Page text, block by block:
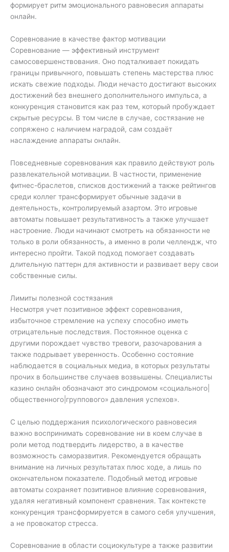
формирует ритм эмоционального равновесия аппараты
онлайн.
Соревнование в качестве фактор мотивации
Соревнование — эффективный инструмент
самосовершенствования. Оно подталкивает покидать
границы привычного, повышать степень мастерства плюс
искать свежие подходы. Люди нечасто достигают высоких
достижений без внешнего дополнительного импульса, а
конкуренция становится как раз тем, который пробуждает
скрытые ресурсы. В том числе в случае, состязание не
сопряжено с наличием наградой, сам создаёт
наслаждение аппараты онлайн.
Повседневные соревнования как правило действуют роль
развлекательной мотивации. В частности, применение
фитнес-браслетов, списков достижений а также рейтингов
среди коллег трансформирует обычные задачи в
деятельность, контролируемый азартом. Это игровые
автоматы повышает результативность а также улучшает
настроение. Люди начинают смотреть на обязанности не
только в роли обязанность, а именно в роли челлендж, что
интересно пройти. Такой подход помогает создавать
длительную паттерн для активности и развивает веру свои
собственные силы.
Лимиты полезной состязания
Несмотря учет позитивное эффект соревнования,
избыточное стремление на успеху способно иметь
отрицательные последствия. Постоянное оценка с
другими порождает чувство тревоги, разочарования а
также подрывает уверенность. Особенно состояние
наблюдается в социальных медиа, в которых результаты
прочих в большинстве случаев возвышены. Специалисты
казино онлайн обозначают это синдромом «социального|
общественного|группового» давления успехов».
С целью поддержания психологического равновесия
важно воспринимать соревнование ни в коем случае в
роли метод подтвердить лидерство, а в качестве
возможность саморазвития. Рекомендуется обращать
внимание на личных результатах плюс ходе, а лишь по
окончательном показателе. Подобный метод игровые
автоматы сохраняет позитивное влияние соревнования,
удаляя негативный компонент сравнения. Так контексте
конкуренция трансформируется в самого себя улучшения,
а не провокатор стресса.
Соревнование в области социокультуре а также развитии